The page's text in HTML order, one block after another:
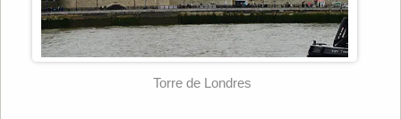
Torre de Londres